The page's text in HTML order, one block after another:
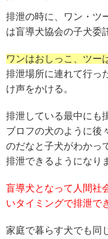
排泄の時に、ワン・ツ
は盲導犬協会の子犬委
ワンはおしっこ、ツー
排泄場所に連れて行っ
け声をかける。
排泄している最中にも
ブロフの犬のように後
のだなと子犬がわかっ
排泄できるようになり
盲導犬となって人間社
いタイミングで排泄で
家庭で暮らす犬でも同